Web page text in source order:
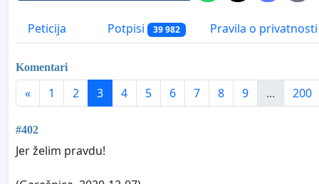
Peticija Potpisi 39 982 Pravila o privatnosti
Komentari
« 1 2 3 4 5 6 7 8 9 ... 200
#402
Jer želim pravdu!